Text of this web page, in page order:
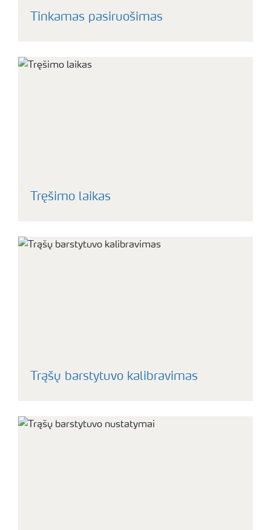
Tinkamas pasiruošimas
Tręšimo laikas
Trąšų barstytuvo kalibravimas